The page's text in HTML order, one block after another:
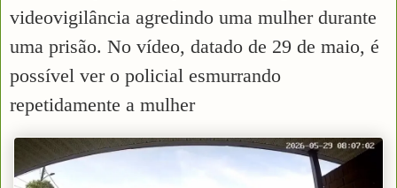
videovigilância agredindo uma mulher durante
uma prisão. No vídeo, datado de 29 de maio, é
possível ver o policial esmurrando
repetidamente a mulher